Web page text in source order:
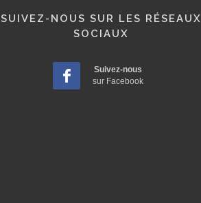
SUIVEZ-NOUS SUR LES RÉSEAUX
SOCIAUX
Suivez-nous
sur Facebook